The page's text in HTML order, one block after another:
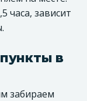
часа, зависит
в
забираем